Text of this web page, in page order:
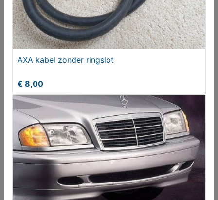
Volg ons op X
Aangeboden
AXA kabel zonder ringslot
€ 8,00